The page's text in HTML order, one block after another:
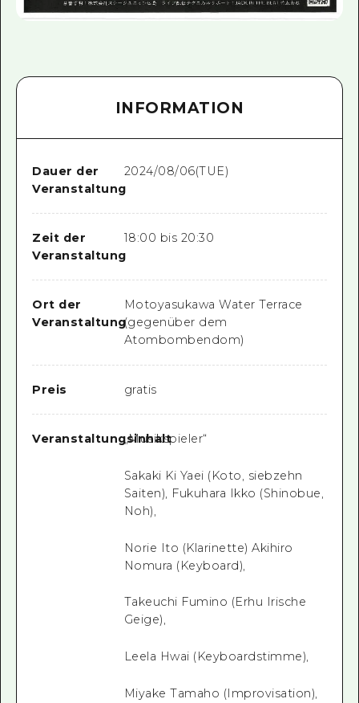
INFORMATION
Dauer der
Veranstaltung
2024/08/06(TUE)
Zeit der
Veranstaltung
18:00 bis 20:30
Ort der
Veranstaltung
Motoyasukawa Water Terrace
(gegenüber dem
Atombombendom)
Preis gratis
Veranstaltungsinhalt
„Musikspieler“
Sakaki Ki Yaei (Koto, siebzehn
Saiten), Fukuhara Ikko (Shinobue,
Noh),
Norie Ito (Klarinette) Akihiro
Nomura (Keyboard),
Takeuchi Fumino (Erhu Irische
Geige),
Leela Hwai (Keyboardstimme),
Miyake Tamaho (Improvisation),